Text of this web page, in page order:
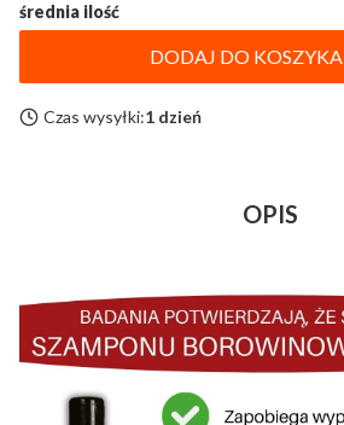
średnia ilość
DODAJ DO KOSZYKA
Czas wysyłki:1 dzień
OPIS